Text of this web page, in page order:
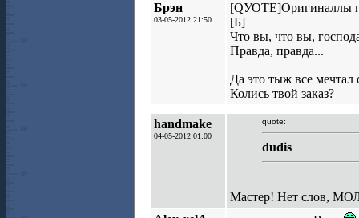
Брэн
03-05-2012 21:50
[QУОТЕ]Оригиналлы
[Б]
Что вы, что вы,
Правда, правда...
Да это тыж все
Колись твой заказ?
handmake
04-05-2012 01:00
quote:
dudis
Мастер! Нет слов,